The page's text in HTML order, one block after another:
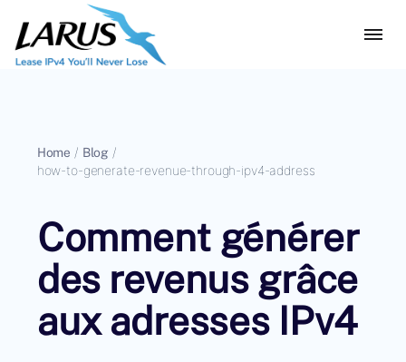
Home / Blog /
how-to-generate-revenue-through-ipv4-address
Comment générer
des revenus grâce
aux adresses IPv4